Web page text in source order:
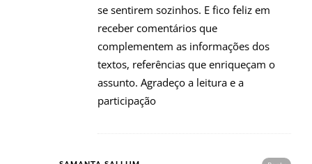
se sentirem sozinhos. E fico feliz em
receber comentários que
complementem as informações dos
textos, referências que enriqueçam o
assunto. Agradeço a leitura e a
participação